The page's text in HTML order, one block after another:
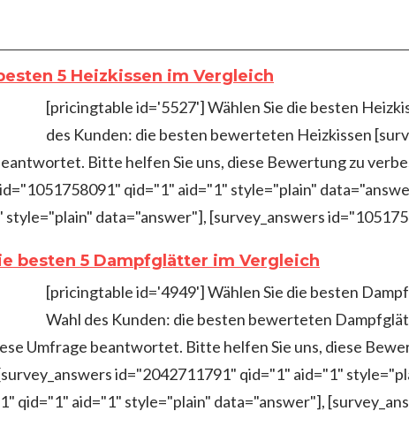
5 Heizkissen im Vergleich
[pricingtable id='5527'] Wählen Sie die besten
des Kunden: die besten bewerteten Heizkissen
Bitte helfen Sie uns, diese Bewertung zu
qid="1" aid="1" style="plain"
data="answer"], [survey_answers
besten 5 Dampfglätter im Vergleich
[pricingtable id='4949'] Wählen Sie die besten
Wahl des Kunden: die besten bewerteten
Umfrage beantwortet. Bitte helfen Sie uns, diese
id="2042711791" qid="1" aid="1"
qid="1" aid="1" style="plain" data="answer"],